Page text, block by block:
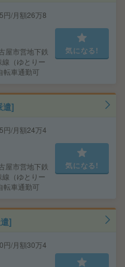
/月額26万8
屋市営地下鉄
（ゆとりー
車通勤可
気になる!
遣]
/月額24万4
屋市営地下鉄
（ゆとりー
車通勤可
気になる!
]
/月額30万4